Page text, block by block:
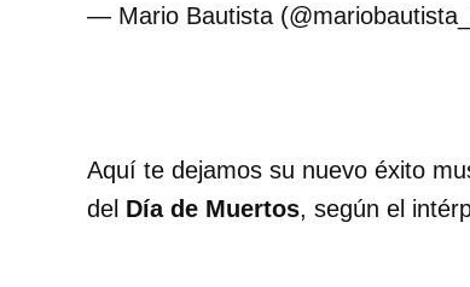
— Mario Bautista
Aquí te dejamos su nuevo éxito
del Día de Muertos, según el